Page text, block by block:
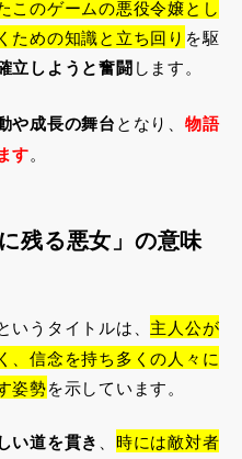
このゲームの悪役令嬢とし
ための知識と立ち回り を駆
立しようと奮闘します。
や成長の舞台となり、 物語
す。
残る悪女」の意味
いうタイトルは、 主人公が
、信念を持ち多くの人々に
姿勢を示しています。
い道を貫き
時には敵対者